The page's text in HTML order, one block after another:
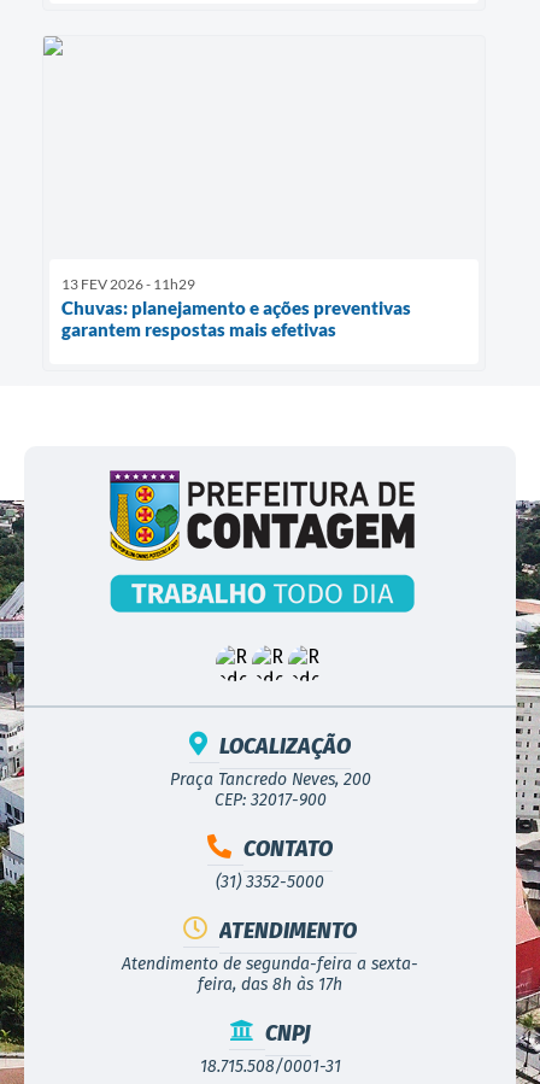
13 FEV 2026 - 11h29
Chuvas: planejamento e ações preventivas
garantem respostas mais efetivas
LOCALIZAÇÃO
Praça Tancredo Neves, 200
CEP: 32017-900
CONTATO
(31) 3352-5000
ATENDIMENTO
Atendimento de segunda-feira a sexta-
feira, das 8h às 17h
CNPJ
18.715.508/0001-31